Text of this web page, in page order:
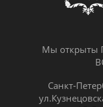
Мы открыты
Санкт-